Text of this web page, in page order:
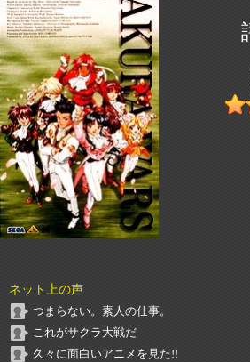
ネット上の声
つまらない。素人の仕事。
これがサクラ大戦だ
久々に面白いアニメを見た!!